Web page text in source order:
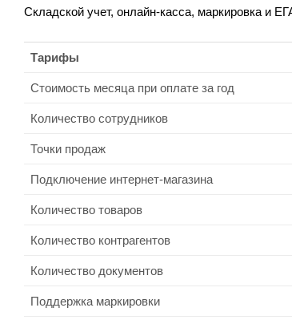
Складской учет, онлайн-касса, маркировка и
Тарифы
Стоимость месяца при оплате за год
Количество сотрудников
Точки продаж
Подключение интернет-магазина
Количество товаров
Количество контрагентов
Количество документов
Поддержка маркировки